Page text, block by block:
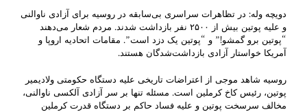
دویچه وله: در تظاهرات سراسری بی‌سابقه در روسیه برای آزادی ناوالنی
و علیه پوتین بیش از ۲۵۰۰ نفر بازداشت شدند. مردم شعار می‌دهند
“پوتین برو گمشو!” و “پوتین یک دزد است”. مقامات اتحادیه اروپا و
آمریکا خواستار آزادی بازداشت‌شدگان هستند.
روسیه شاهد موجی از اعتراضات تاریخی علیه دستگاه حکومتی ولادیمیر
پوتین، رئیس کاخ کرملین است. مسئله تنها بر سر آزادی آلکسی ناوالنی،
مخالف سرسخت پوتین و علیه فساد حاکم بر دستگاه قدرت کرملین